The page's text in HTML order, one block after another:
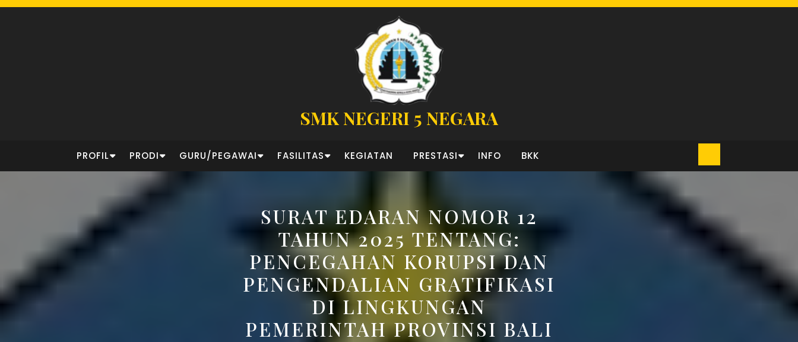
Skip
SMK NEGERI 5 NEGARA
PROFIL PRODI GURU/PEGAWAI FASILITAS KEGIATAN PRESTASI INFO BKK
SURAT EDARAN NOMOR 12
TAHUN 2025 TENTANG:
PENCEGAHAN KORUPSI DAN
PENGENDALIAN GRATIFIKASI
DI LINGKUNGAN
PEMERINTAH PROVINSI BALI